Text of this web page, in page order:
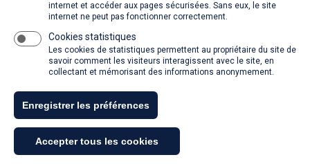
La SACD partout, quand vous voulez
Tous droits réservés - SACD 2021
Mentions légales et conditions générales d'utilisation
internet et accéder aux pages sécurisées. Sans eux, le site
internet ne peut pas fonctionner correctement.
Cookies statistiques
Les cookies de statistiques permettent au propriétaire du site de
savoir comment les visiteurs interagissent avec le site, en
collectant et mémorisant des informations anonymement.
Enregistrer les préférences
Accepter tous les cookies